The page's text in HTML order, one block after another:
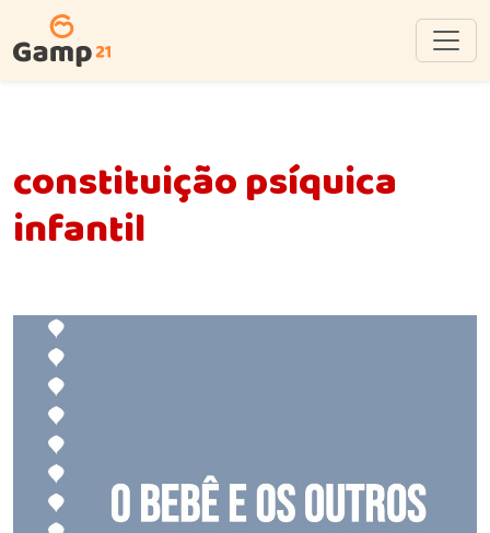
constituição psíquica
infantil